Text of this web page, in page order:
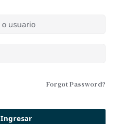
Forgot Password?
Ingresar